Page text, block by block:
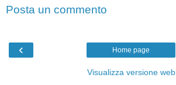
Posta un commento
‹ Home page
Visualizza versione web